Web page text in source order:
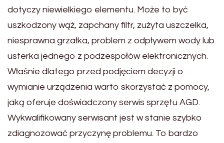
dotyczy niewielkiego elementu. Może to być
uszkodzony wąż, zapchany filtr, zużyta uszczelka,
niesprawna grzałka, problem z odpływem wody lub
usterka jednego z podzespołów elektronicznych.
Właśnie dlatego przed podjęciem decyzji o
wymianie urządzenia warto skorzystać z pomocy,
jaką oferuje doświadczony serwis sprzętu AGD.
Wykwalifikowany serwisant jest w stanie szybko
zdiagnozować przyczynę problemu. To bardzo